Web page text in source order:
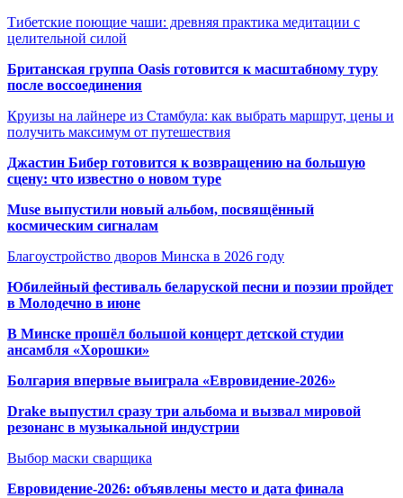
Тибетские поющие чаши: древняя практика медитации с
целительной силой
Британская группа Oasis готовится к масштабному туру
после воссоединения
Круизы на лайнере из Стамбула: как выбрать маршрут, цены и
получить максимум от путешествия
Джастин Бибер готовится к возвращению на большую
сцену: что известно о новом туре
Muse выпустили новый альбом, посвящённый
космическим сигналам
Благоустройство дворов Минска в 2026 году
Юбилейный фестиваль беларуской песни и поэзии пройдет
в Молодечно в июне
В Минске прошёл большой концерт детской студии
ансамбля «Хорошки»
Болгария впервые выиграла «Евровидение-2026»
Drake выпустил сразу три альбома и вызвал мировой
резонанс в музыкальной индустрии
Выбор маски сварщика
Евровидение-2026: объявлены место и дата финала